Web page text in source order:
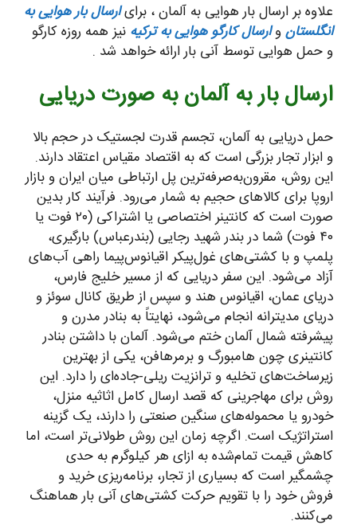
علاوه بر ارسال بار هوایی به آلمان ، برایارسال بار هوایی به
انگلستانوارسال کارگو هوایی به ترکیه نیز همه روزه کارگو
و حمل هوایی توسط آنی بار ارائه خواهد شد .
ارسال بار به آلمان به صورت دریایی
حمل دریایی به آلمان، تجسم قدرت لجستیک در حجم بالا
و ابزار تجار بزرگی است که به اقتصاد مقیاس اعتقاد دارند.
این روش، مقرون‌به‌صرفه‌ترین پل ارتباطی میان ایران و بازار
اروپا برای کالاهای حجیم به شمار می‌رود. فرآیند کار بدین
صورت است که کانتینر اختصاصی یا اشتراکی (۲۰ فوت یا
۴۰ فوت) شما در بندر شهید رجایی (بندرعباس) بارگیری،
پلمپ و با کشتی‌های غول‌پیکر اقیانوس‌پیما راهی آب‌های
آزاد می‌شود. این سفر دریایی که از مسیر خلیج فارس،
دریای عمان، اقیانوس هند و سپس از طریق کانال سوئز و
دریای مدیترانه انجام می‌شود، نهایتاً به بنادر مدرن و
پیشرفته شمال آلمان ختم می‌شود. آلمان با داشتن بنادر
کانتینری چون هامبورگ و برمرهافن، یکی از بهترین
زیرساخت‌های تخلیه و ترانزیت ریلی-جاده‌ای را دارد. این
روش برای مهاجرینی که قصد ارسال کامل اثاثیه منزل،
خودرو یا محموله‌های سنگین صنعتی را دارند، یک گزینه
استراتژیک است. اگرچه زمان این روش طولانی‌تر است، اما
کاهش قیمت تمام‌شده به ازای هر کیلوگرم به حدی
چشمگیر است که بسیاری از تجار، برنامه‌ریزی خرید و
فروش خود را با تقویم حرکت کشتی‌های آنی بار هماهنگ
می‌کنند.